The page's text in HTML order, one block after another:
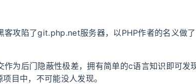
客攻陷了git.php.net服务器，以PHP作者的名义做
作为后门隐蔽性极差，拥有简单的c语言知识即可发
目中，不可能没人发现。